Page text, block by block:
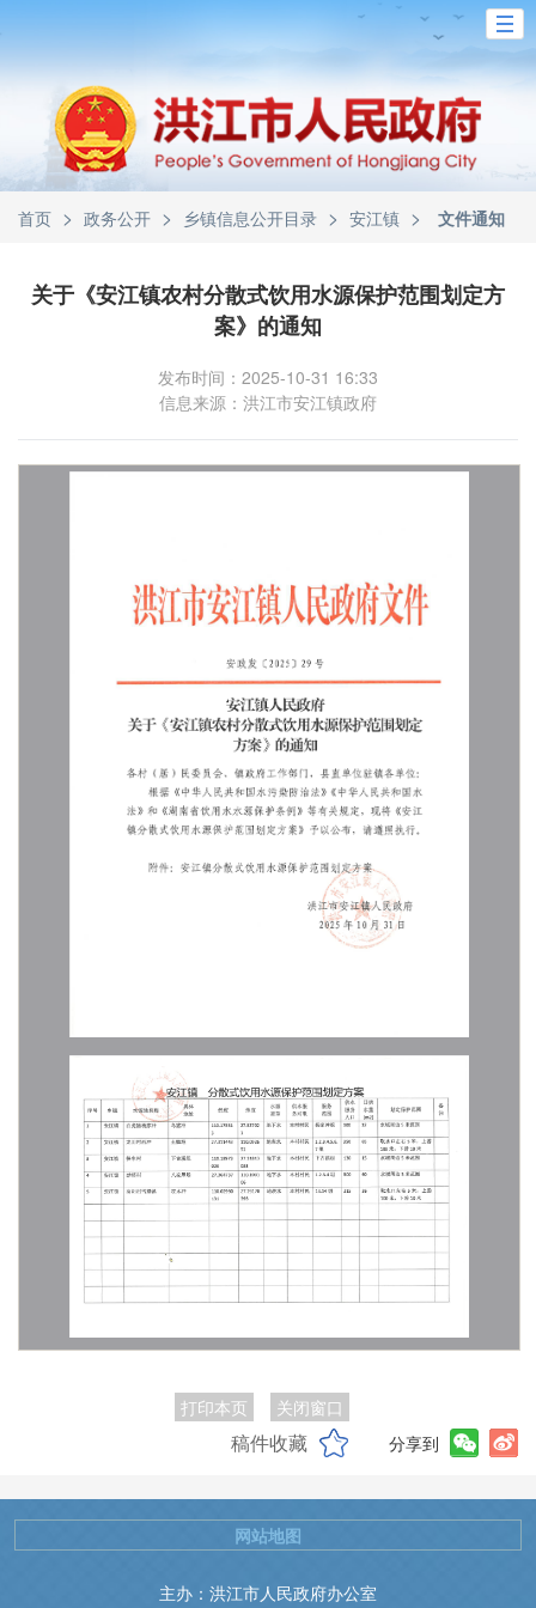
首页 > 政务公开 > 乡镇信息公开目录 > 安江镇 > 文件通知
关于《安江镇农村分散式饮用水源保护范围划定方
案》的通知
发布时间：2025-10-31 16:33
信息来源：洪江市安江镇政府
打印本页 关闭窗口
稿件收藏 分享到
主办：洪江市人民政府办公室
网站地图